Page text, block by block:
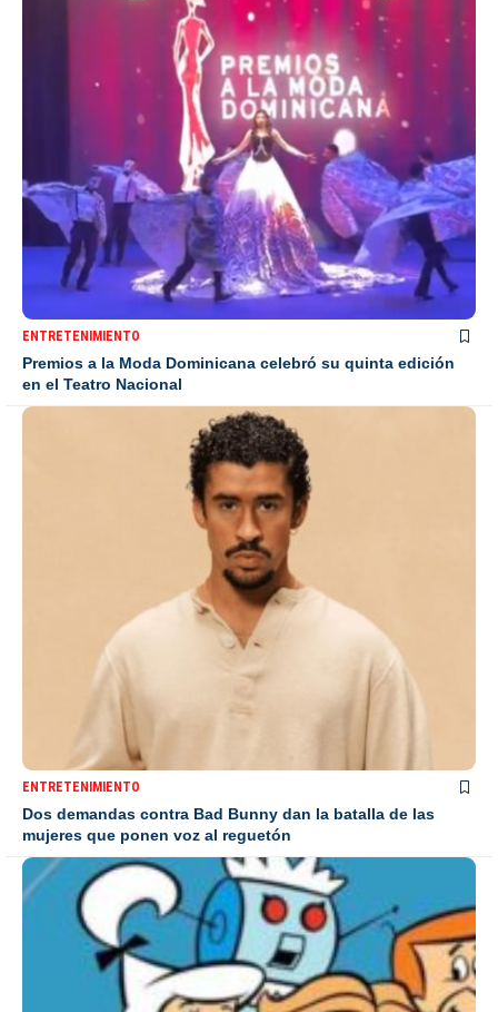
ENTRETENIMIENTO
Premios a la Moda Dominicana celebró su quinta edición
en el Teatro Nacional
ENTRETENIMIENTO
Dos demandas contra Bad Bunny dan la batalla de las
mujeres que ponen voz al reguetón